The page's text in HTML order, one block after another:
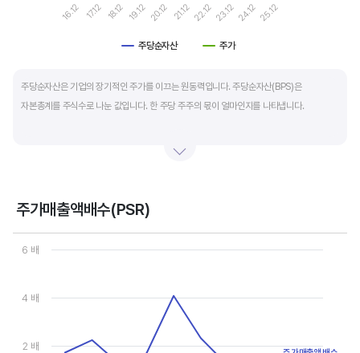
주당순자산 주가
16.12 17.12 18.12 19.12 20.12 21.12 22.12 23.12 24.12 25.12
주당순자산은 기업의 장기적인 주가를 이끄는 원동력입니다. 주당순자산(BPS)은
자본총계를 주식수로 나눈 값입니다. 한 주당 주주의 몫이 얼마인지를 나타냅니다.
자본총계가 빠른 속도로 증가합니다. 이에따라 주가도 오르게 됩니다.
투자지표는 한국 기업에 비해 상대적으로 높게 나옵니다. 이런 부분을 감안해 미국 기업의
부채비율, 차입금 비중, 주가순자산배수 등을 판단하는 것이 좋습니다.
주가매출액배수(PSR)
Chart
Line chart with 10 data points.
The chart has 1 Y axis displaying values. Data ranges from
2 배
4 배
6 배